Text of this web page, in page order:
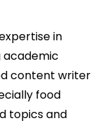
in
academic
content writer
food
topics and